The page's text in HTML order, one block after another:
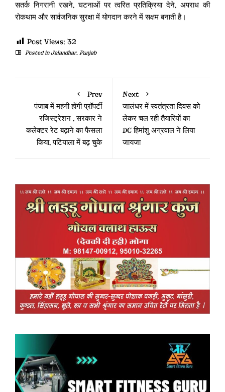
सतर्क निगरानी रखने, घटनाओं पर त्वरित प्रतिक्रिया देने, अपराध की
रोकथाम और सार्वजनिक सुरक्षा में योगदान करने में सक्षम बनाती है।
Post Views: 32
Posted inJalandhar, Punjab
Prev
पंजाब में महंगी होंगी प्रॉपर्टी
रजिस्ट्रेशन , सरकार ने
कलेक्टर रेट बढ़ाने का फैसला
किया, पटियाला में बढ़ चुके
Next
जालंधर में स्वतंत्रता दिवस को
लेकर चल रही तैयारियों का
DC हिमांशु अग्रवाल ने लिया
जायजा